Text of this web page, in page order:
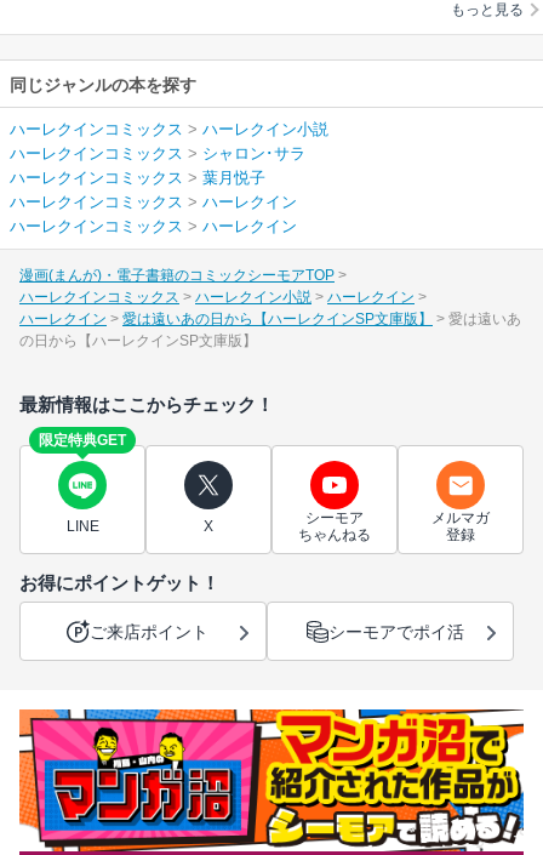
もっと見る
同じジャンルの本を探す
ハーレクインコミックス > ハーレクイン小説
ハーレクインコミックス > シャロン･サラ
ハーレクインコミックス > 葉月悦子
ハーレクインコミックス > ハーレクイン
ハーレクインコミックス > ハーレクイン
漫画(まんが)・電子書籍のコミックシーモアTOP
ハーレクインコミックス
ハーレクイン小説
ハーレクイン
ハーレクイン
愛は遠いあの日から【ハーレクインSP文庫版】
愛は遠いあ
の日から【ハーレクインSP文庫版】
最新情報はここからチェック！
限定特典GET
LINE X
シーモア
ちゃんねる
メルマガ
登録
お得にポイントゲット！
ご来店ポイント シーモアでポイ活